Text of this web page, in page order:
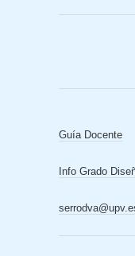
Guía Docente
Info Grado